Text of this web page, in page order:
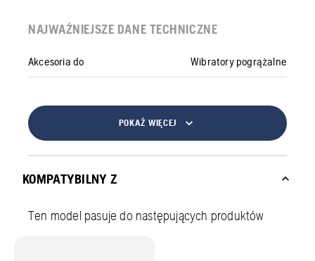
NAJWAŻNIEJSZE DANE TECHNICZNE
Akcesoria do Wibratory pogrążalne
POKAŻ WIĘCEJ
KOMPATYBILNY Z
Ten model pasuje do następujących produktów